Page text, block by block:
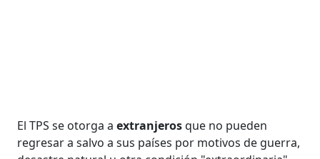
El TPS se otorga aextranjerosque no pueden
regresar a salvo a sus países por motivos de guerra,